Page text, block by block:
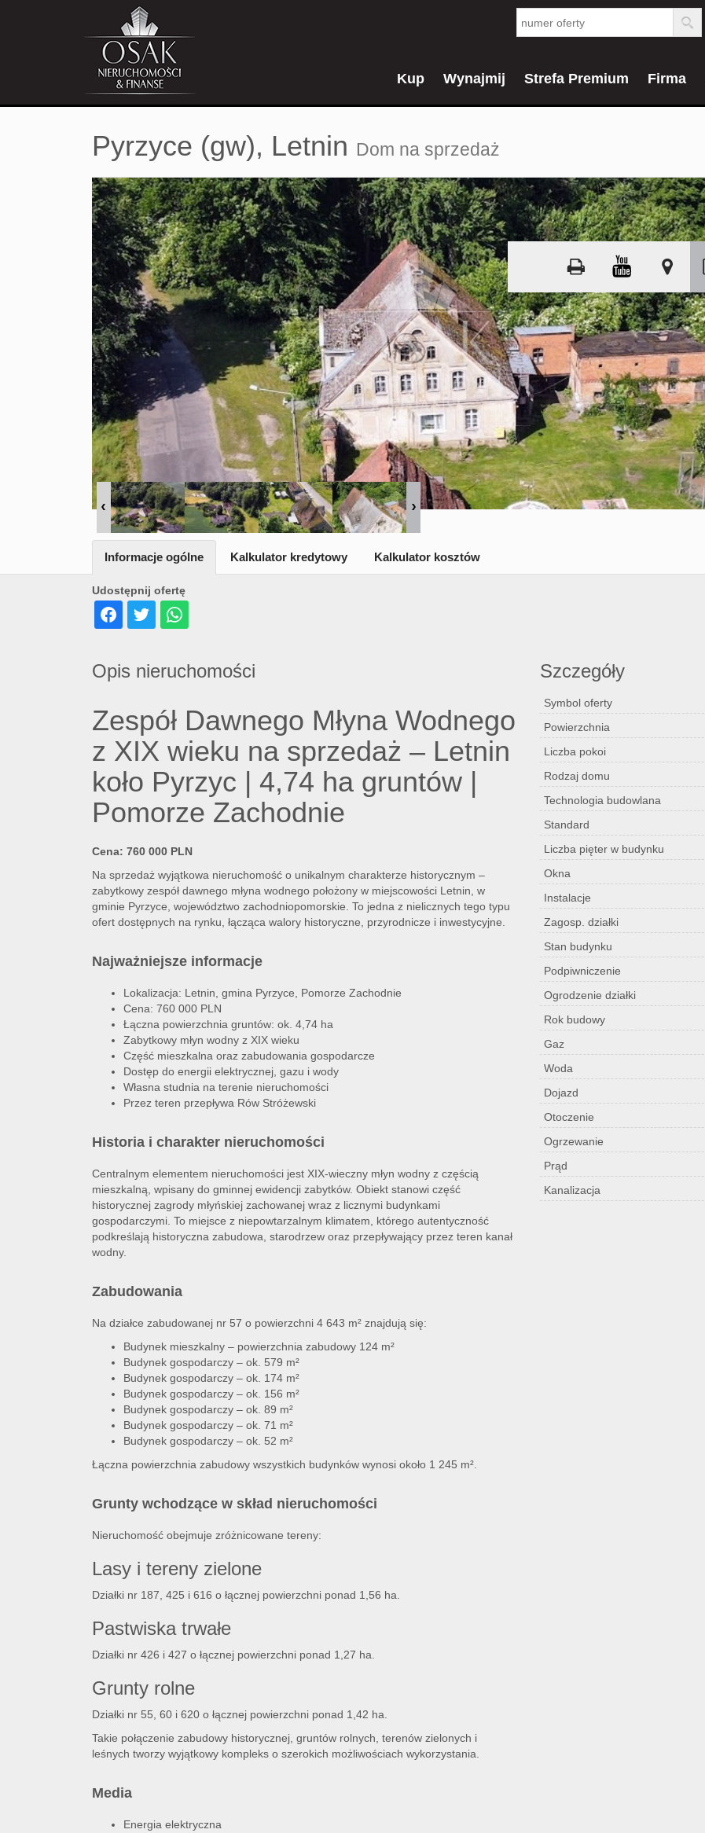
Kup Wynajmij Strefa Premium Firma
Pyrzyce (gw), Letnin Dom na sprzedaż
Udostępnij ofertę
Informacje ogólne Kalkulator kredytowy Kalkulator kosztów
Opis nieruchomości
Zespół Dawnego Młyna Wodnego
z XIX wieku na sprzedaż – Letnin
koło Pyrzyc | 4,74 ha gruntów |
Pomorze Zachodnie
Cena: 760 000 PLN
Na sprzedaż wyjątkowa nieruchomość o unikalnym charakterze historycznym –
zabytkowy zespół dawnego młyna wodnego położony w miejscowości Letnin, w
gminie Pyrzyce, województwo zachodniopomorskie. To jedna z nielicznych tego typu
ofert dostępnych na rynku, łącząca walory historyczne, przyrodnicze i inwestycyjne.
Najważniejsze informacje
Lokalizacja: Letnin, gmina Pyrzyce, Pomorze Zachodnie
Cena: 760 000 PLN
Łączna powierzchnia gruntów: ok. 4,74 ha
Zabytkowy młyn wodny z XIX wieku
Część mieszkalna oraz zabudowania gospodarcze
Dostęp do energii elektrycznej, gazu i wody
Własna studnia na terenie nieruchomości
Przez teren przepływa Rów Stróżewski
Historia i charakter nieruchomości
Centralnym elementem nieruchomości jest XIX-wieczny młyn wodny z częścią
mieszkalną, wpisany do gminnej ewidencji zabytków. Obiekt stanowi część
historycznej zagrody młyńskiej zachowanej wraz z licznymi budynkami
gospodarczymi. To miejsce z niepowtarzalnym klimatem, którego autentyczność
podkreślają historyczna zabudowa, starodrzew oraz przepływający przez teren kanał
wodny.
Zabudowania
Na działce zabudowanej nr 57 o powierzchni 4 643 m² znajdują się:
Budynek mieszkalny – powierzchnia zabudowy 124 m²
Budynek gospodarczy – ok. 579 m²
Budynek gospodarczy – ok. 174 m²
Budynek gospodarczy – ok. 156 m²
Budynek gospodarczy – ok. 89 m²
Budynek gospodarczy – ok. 71 m²
Budynek gospodarczy – ok. 52 m²
Łączna powierzchnia zabudowy wszystkich budynków wynosi około 1 245 m².
Grunty wchodzące w skład nieruchomości
Nieruchomość obejmuje zróżnicowane tereny:
Lasy i tereny zielone
Działki nr 187, 425 i 616 o łącznej powierzchni ponad 1,56 ha.
Pastwiska trwałe
Działki nr 426 i 427 o łącznej powierzchni ponad 1,27 ha.
Grunty rolne
Działki nr 55, 60 i 620 o łącznej powierzchni ponad 1,42 ha.
Takie połączenie zabudowy historycznej, gruntów rolnych, terenów zielonych i
leśnych tworzy wyjątkowy kompleks o szerokich możliwościach wykorzystania.
Media
Energia elektryczna
Szczegóły
Symbol oferty
Powierzchnia
Liczba pokoi
Rodzaj domu
Technologia budowlana
Standard
Liczba pięter w budynku
Okna
Instalacje
Zagosp. działki
Stan budynku
Podpiwniczenie
Ogrodzenie działki
Rok budowy
Gaz
Woda
Dojazd
Otoczenie
Ogrzewanie
Prąd
Kanalizacja